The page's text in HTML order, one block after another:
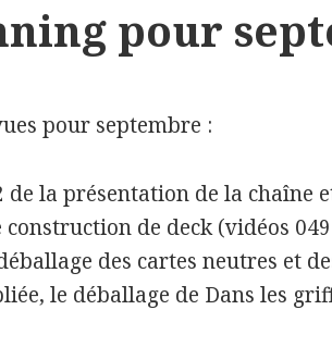
pour
pour septembre :
de la présentation de la chaîne
de deck (vidéos
des cartes neutres et
le déballage de Dans les